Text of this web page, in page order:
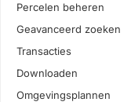
Percelen beheren
Geavanceerd zoeken
Transacties
Downloaden
Omgevingsplannen